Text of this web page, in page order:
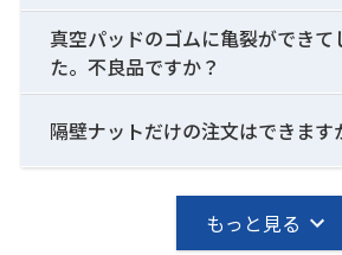
真空パッドのゴムに亀裂ができて
た。不良品ですか？
隔壁ナットだけの注文はできます
もっと見る